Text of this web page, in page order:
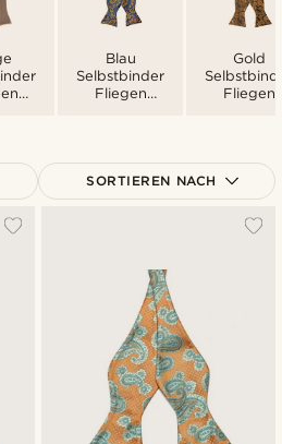
Blau
Selbstbinder
Fliegen
Gold
Fliegen
SORTIEREN NACH
Niedrigster Preis
Höchster Preis